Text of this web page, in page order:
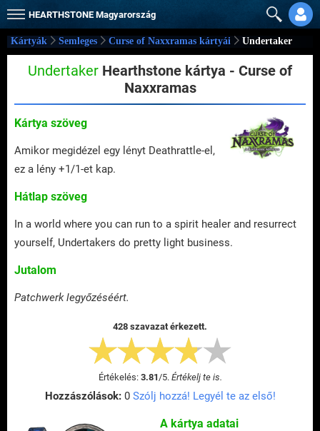
HEARTHSTONE Magyarország
Kártyák Semleges Curse of Naxxramas kártyái Undertaker
Undertaker Hearthstone kártya - Curse of
Naxxramas
Kártya szöveg
Amikor megidézel egy lényt Deathrattle-el,
ez a lény +1/1-et kap.
Hátlap szöveg
In a world where you can run to a spirit healer and resurrect
yourself, Undertakers do pretty light business.
Jutalom
Patchwerk legyőzéséért.
428 szavazat érkezett.
Értékelés: 3.81/5. Értékelj te is.
Hozzászólások:0 Szólj hozzá! Legyél te az első!
A kártya adatai